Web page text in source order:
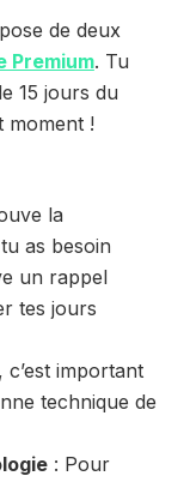
de deux
Premium. Tu
15 jours du
moment !
la
as besoin
un rappel
tes jours
important
technique de
: Pour